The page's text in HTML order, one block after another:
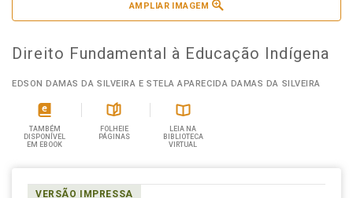
AMPLIAR IMAGEM
Direito Fundamental à Educação Indígena
EDSON DAMAS DA SILVEIRA E STELA APARECIDA DAMAS DA SILVEIRA
TAMBÉM
DISPONÍVEL
EM EBOOK
FOLHEIE
PÁGINAS
LEIA NA
BIBLIOTECA
VIRTUAL
VERSÃO IMPRESSA